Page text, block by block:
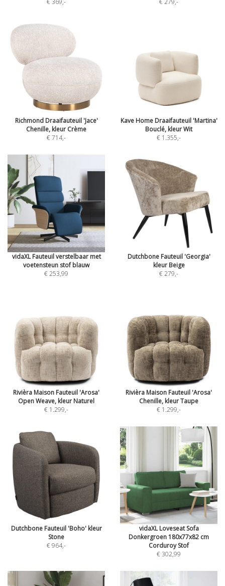
€ 369,- € 279,-
Richmond Draaifauteuil 'Jace'
Chenille, kleur Crème
€ 714,-
Kave Home Draaifauteuil 'Martina'
Bouclé, kleur Wit
€ 1.355,-
vidaXL Fauteuil verstelbaar met
voetensteun stof blauw
€ 253,99
Dutchbone Fauteuil 'Georgia'
kleur Beige
€ 279,-
Rivièra Maison Fauteuil 'Arosa'
Open Weave, kleur Naturel
€ 1.299,-
Rivièra Maison Fauteuil 'Arosa'
Chenille, kleur Taupe
€ 1.299,-
Dutchbone Fauteuil 'Boho' kleur
Stone
€ 964,-
vidaXL Loveseat Sofa
Donkergroen 180x77x82 cm
Corduroy Stof
€ 302,99